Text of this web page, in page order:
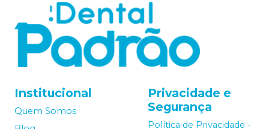
Institucional
Quem Somos
Privacidade e
Segurança
Política de Privacidade -